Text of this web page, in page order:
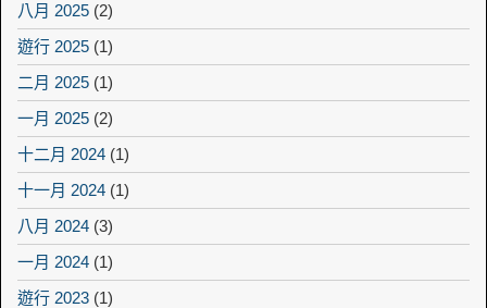
八月 2025 (2)
遊行 2025 (1)
二月 2025 (1)
一月 2025 (2)
十二月 2024 (1)
十一月 2024 (1)
八月 2024 (3)
一月 2024 (1)
遊行 2023 (1)